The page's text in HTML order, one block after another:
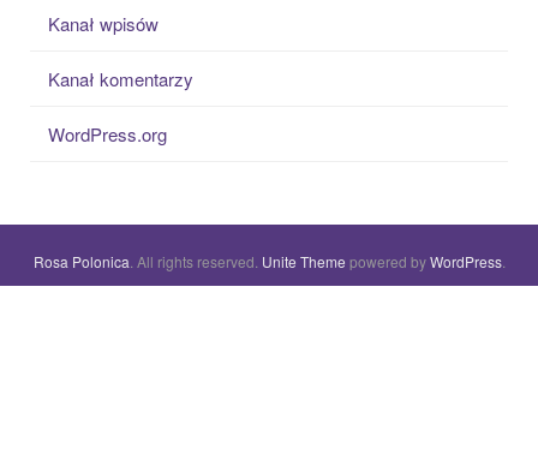
Kanał wpisów
Kanał komentarzy
WordPress.org
Rosa Polonica . All rights reserved. Unite Theme powered byWordPress.